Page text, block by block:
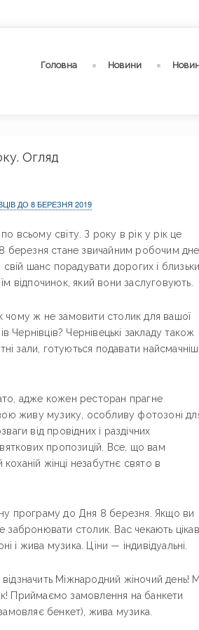
Головна Новини
Огляд
ДО 8 БЕРЕЗНЯ 2019
всьому світу. З року в рік у рік це
березня стане звичайним робочим
шанс порадувати дорогих і
відпочинок, який вони заслуговують.
чому ж не замовити столик для вашої
Чернівецькі закладу також
зали, готуються подавати найсмачніші
адже кожен ресторан прагне
живу музику, особливу фотозоні
від провідних і раздічних
пропозицій. Все, що вам
жінці незабутнє свято в
програму до Дня 8 березня. Якщо ви
забронювати столик. Вас чекають
і жива музика. Ціни — індивідуальні.
Міжнародний жіночий день!
Приймаємо замовлення на банкети
бенкет), жива музика.